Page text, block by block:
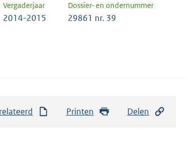
Vergaderjaar Dossier- en ondernummer
2014-2015 29861 nr. 39
Printen Delen